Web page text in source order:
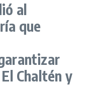
al
que
Chaltén y